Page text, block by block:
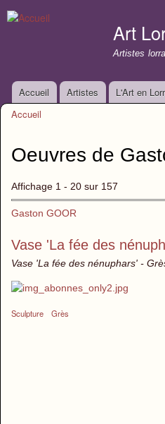
Art
Artistes
Menu principal
Accueil Artistes L'Art en
Accueil
Oeuvres de
Affichage 1 - 20 sur 157
Gaston GOOR
Vase 'La fée des
Vase 'La fée des nénuphars' -
Sculpture Grès